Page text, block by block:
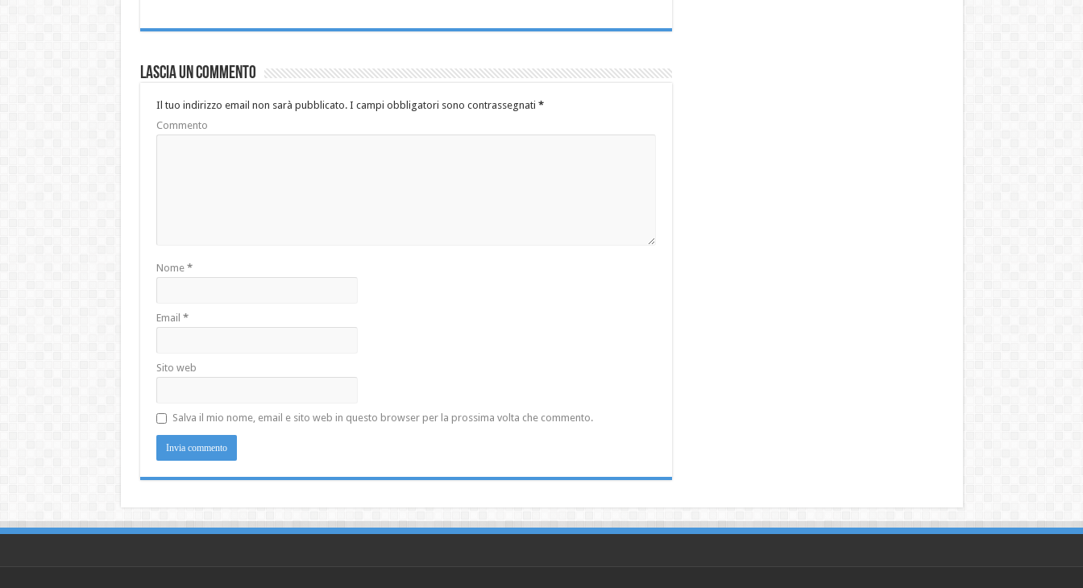
Lascia un commento
Il tuo indirizzo email non sarà pubblicato.I campi obbligatori sono contrassegnati *
Commento
Nome *
Email *
Sito web
Salva il mio nome, email e sito web in questo browser per la prossima volta che commento.